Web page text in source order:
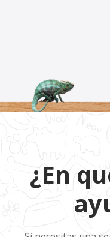
podemos
ayudarte?¿En